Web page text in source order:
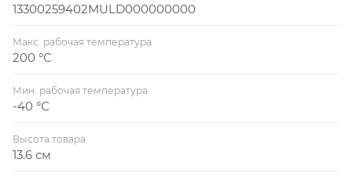
13300259402MULD000000000
Макс. рабочая температура
200 °С
Мин. рабочая температура
-40 °С
Высота товара
13.6 см